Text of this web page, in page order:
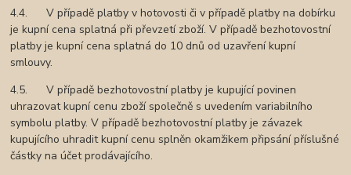
4.4. V případě platby v hotovosti či v případě platby na dobírku
je kupní cena splatná při převzetí zboží. V případě bezhotovostní
platby je kupní cena splatná do 10 dnů od uzavření kupní
smlouvy.
4.5. V případě bezhotovostní platby je kupující povinen
uhrazovat kupní cenu zboží společně s uvedením variabilního
symbolu platby. V případě bezhotovostní platby je závazek
kupujícího uhradit kupní cenu splněn okamžikem připsání příslušné
částky na účet prodávajícího.